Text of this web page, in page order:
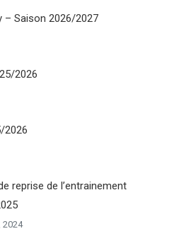
– Saison 2026/2027
2026
2026
reprise de l’entrainement
2024